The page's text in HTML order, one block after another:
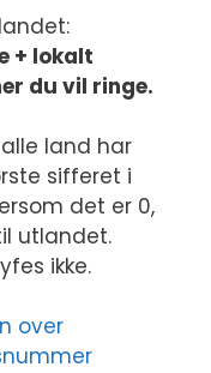
+ lokalt
du vil ringe.
land har
sifferet i
det er 0,
utlandet.
ikke.
over